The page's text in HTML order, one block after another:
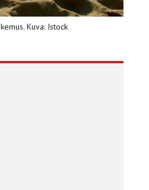
Kuva: Istock